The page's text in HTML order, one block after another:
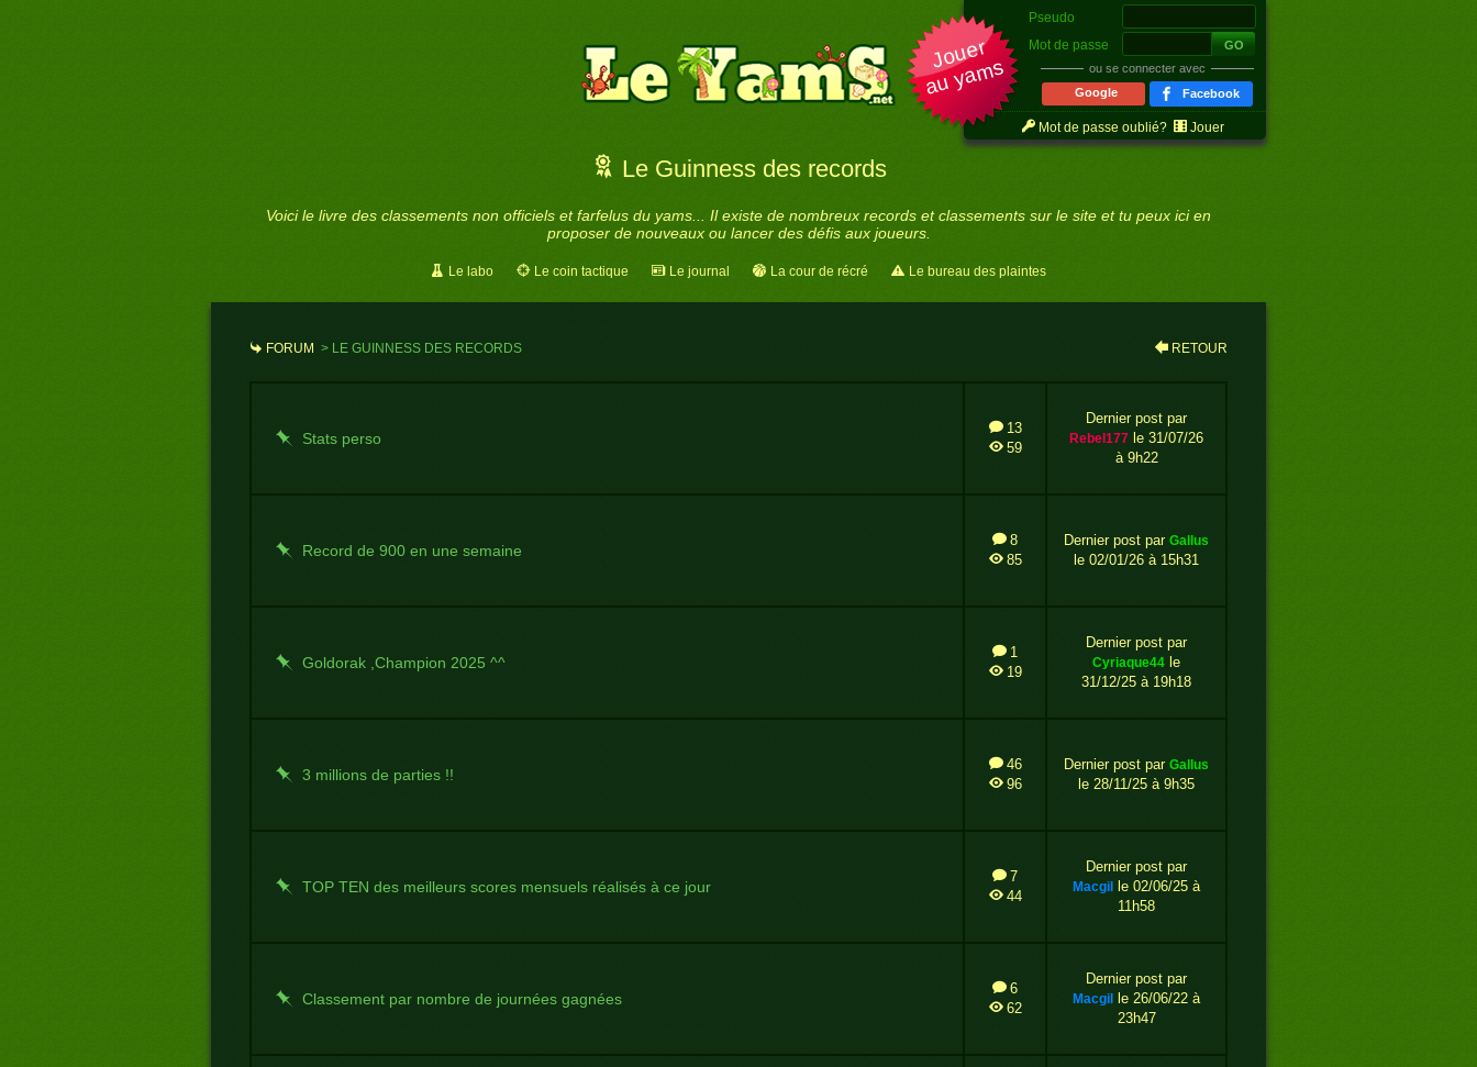
Jouer
au yams
Pseudo
Mot de passe
ou se connecter avec
Google
Facebook
Mot de passe oublié? Jouer
Le Guinness des records
Voici le livre des classements non officiels et farfelus du yams... Il existe de nombreux records et classements sur le site et tu peux ici en
proposer de nouveaux ou lancer des défis aux joueurs.
Le labo Le coin tactique Le journal La cour de récré Le bureau des plaintes
FORUM > LE GUINNESS DES RECORDS RETOUR
Stats perso
13
59
Dernier post par
rebel177 le 31/07/26
à 9h22
Record de 900 en une semaine
8
85
Dernier post par gallus
le 02/01/26 à 15h31
Goldorak ,Champion 2025 ^^
1
19
Dernier post par
cyriaque44 le
31/12/25 à 19h18
3 millions de parties !!
46
96
Dernier post par gallus
le 28/11/25 à 9h35
TOP TEN des meilleurs scores mensuels réalisés à ce jour
7
44
Dernier post par
macgil le 02/06/25 à
11h58
Classement par nombre de journées gagnées
6
62
Dernier post par
macgil le 26/06/22 à
23h47